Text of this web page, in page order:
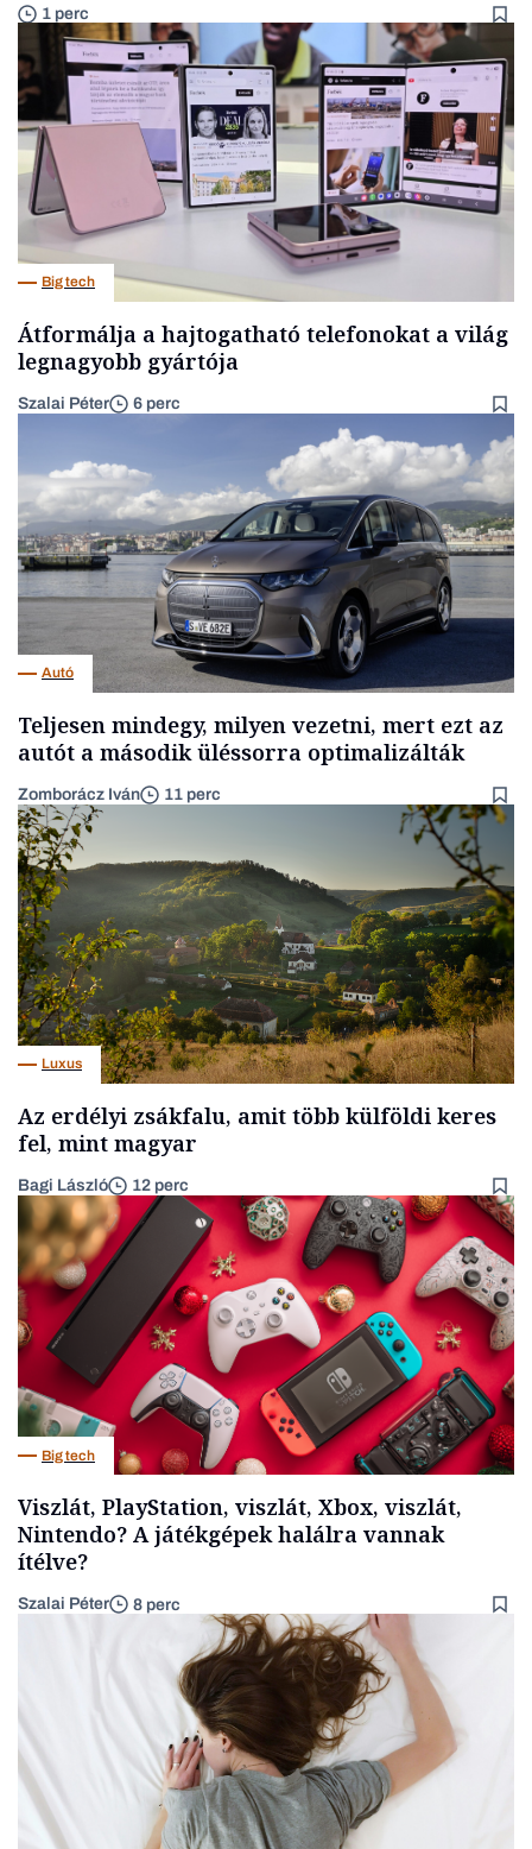
1 perc
Big tech
Átformálja a hajtogatható telefonokat a világ
legnagyobb gyártója
Szalai Péter 6 perc
Autó
Teljesen mindegy, milyen vezetni, mert ezt az
autót a második üléssorra optimalizálták
Zomborácz Iván 11 perc
Luxus
Az erdélyi zsákfalu, amit több külföldi keres
fel, mint magyar
Bagi László 12 perc
Big tech
Viszlát, PlayStation, viszlát, Xbox, viszlát,
Nintendo? A játékgépek halálra vannak
ítélve?
Szalai Péter 8 perc